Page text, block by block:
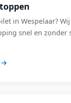
in Wespelaar?
snel en zonder